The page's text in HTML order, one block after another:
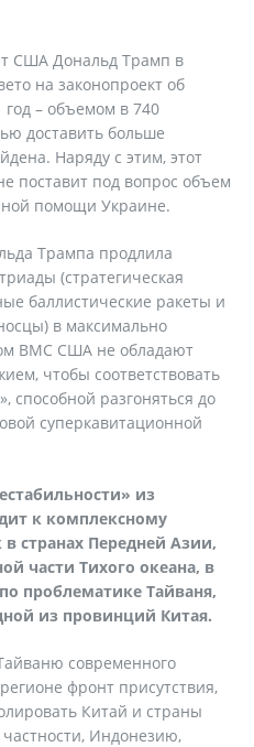
США Дональд Трамп в
на законопроект об
– объемом в 740
доставить больше
Наряду с этим, этот
поставит под вопрос объем
помощи Украине.
Трампа продлила
(стратегическая
баллистические ракеты и
в максимально
ВМС США не обладают
чтобы соответствовать
способной разгоняться до
суперкавитационной
из
к комплексному
странах Передней Азии,
части Тихого океана, в
проблематике Тайваня,
из провинций Китая.
современного
фронт присутствия,
Китай и страны
частности, Индонезию,